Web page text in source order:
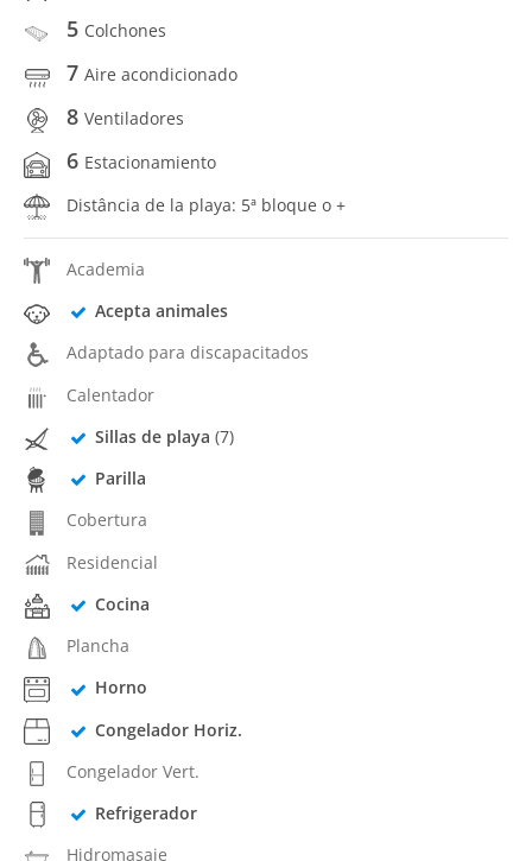
5 Colchones
7 Aire acondicionado
8 Ventiladores
6 Estacionamiento
Distância de la playa: 5ª bloque o +
Academia
Acepta animales
Adaptado para discapacitados
Calentador
Sillas de playa (7)
Parilla
Cobertura
Residencial
Cocina
Plancha
Horno
Congelador Horiz.
Congelador Vert.
Refrigerador
Hidromasaje